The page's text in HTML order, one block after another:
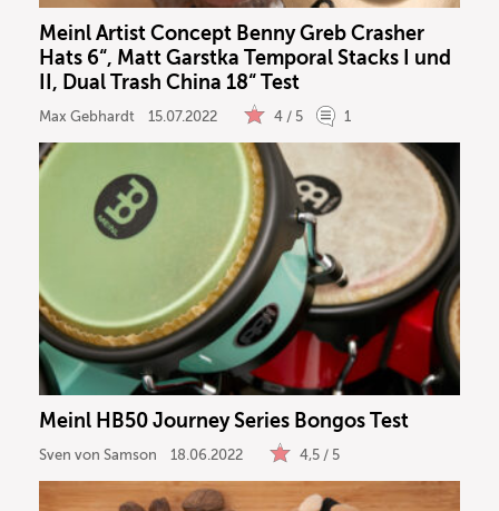
Meinl Artist Concept Benny Greb Crasher
Hats 6“, Matt Garstka Temporal Stacks I und
II, Dual Trash China 18“ Test
Max Gebhardt 15.07.2022 4 / 5 1
Meinl HB50 Journey Series Bongos Test
Sven von Samson 18.06.2022 4,5 / 5